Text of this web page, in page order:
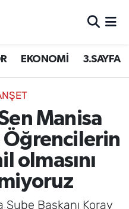
EKONOMİ 3.SAYFA
Manisa
Öğrencilerin
olmasını
Başkanı Koray
Haritası
ve Fikstür